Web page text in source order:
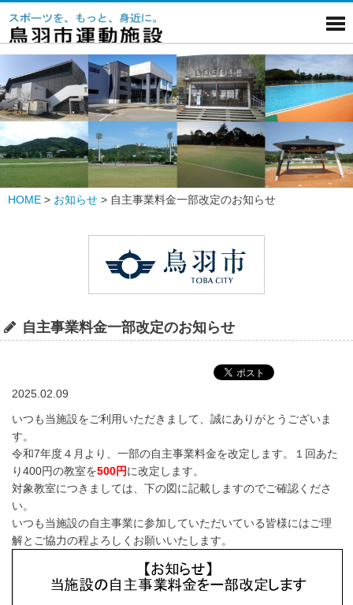
HOME > お知らせ > 自主事業料金一部改定のお知らせ
自主事業料金一部改定のお知らせ
2025.02.09
いつも当施設をご利用いただきまして、誠にありがとうございま
す。
令和7年度４月より、一部の自主事業料金を改定します。１回あた
り400円の教室を500円に改定します。
対象教室につきましては、下の図に記載しますのでご確認くださ
い。
いつも当施設の自主事業に参加していただいている皆様にはご理
解とご協力の程よろしくお願いいたします。